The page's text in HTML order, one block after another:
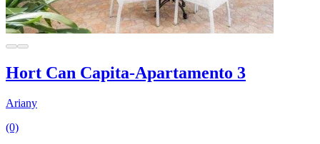
Hort Can Capita-Apartamento 3
Ariany
(0)